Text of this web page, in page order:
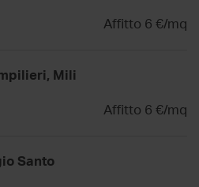
Affitto 6 €/mq
Mili
Affitto 6 €/mq
Santo